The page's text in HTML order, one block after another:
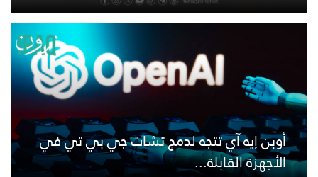
أوبن إيه آي تتجه لدمج تشات جي بي تي في
الأجهزة القابلة...